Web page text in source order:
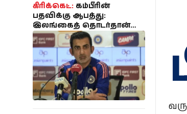
கிரிக்கெட்: கம்பீரின்
பதவிக்கு ஆபத்து:
இலங்கைத் தொடர்தான்
கடைசியா? - கடுமையான
அதிருப்தியில் பிசிசிஐ!